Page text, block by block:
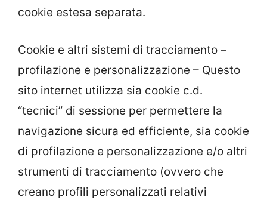
cookie estesa separata.
Cookie e altri sistemi di tracciamento –
profilazione e personalizzazione – Questo
sito internet utilizza sia cookie c.d.
“tecnici” di sessione per permettere la
navigazione sicura ed efficiente, sia cookie
di profilazione e personalizzazione e/o altri
strumenti di tracciamento (ovvero che
creano profili personalizzati relativi